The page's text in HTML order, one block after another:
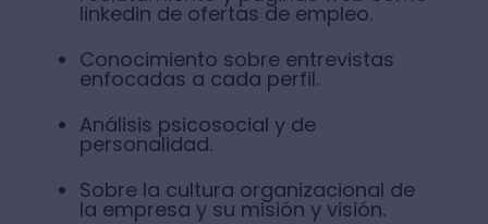
linkedin de ofertas de empleo.
Conocimiento sobre entrevistas
enfocadas a cada perfil.
Análisis psicosocial y de
personalidad.
Sobre la cultura organizacional de
la empresa y su misión y visión.